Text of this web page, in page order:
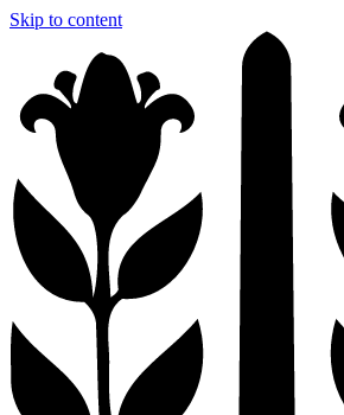
Skip to content